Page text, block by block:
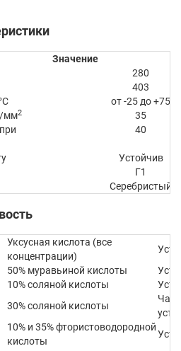
Значение
280
403
от -25 до +75
мм2
35
40
Устойчив
Г1
Серебристый
Уксусная кислота (все
концентрации)
50% муравьиной кислоты
10% соляной кислоты
30% соляной кислоты
10% и 35% фтористоводородной
кислоты